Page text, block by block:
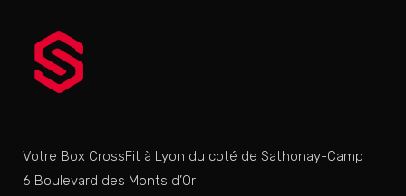
Votre Box CrossFit à Lyon du coté de Sathonay-Camp
6 Boulevard des Monts d’Or